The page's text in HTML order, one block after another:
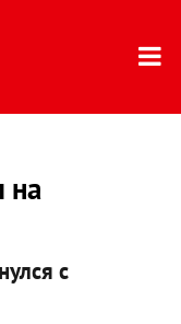
на
с